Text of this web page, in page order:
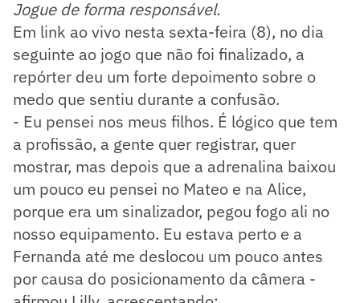
Jogue de forma responsável.
Em link ao vivo nesta sexta-feira (8), no dia
seguinte ao jogo que não foi finalizado, a
repórter deu um forte depoimento sobre o
medo que sentiu durante a confusão.
- Eu pensei nos meus filhos. É lógico que tem
a profissão, a gente quer registrar, quer
mostrar, mas depois que a adrenalina baixou
um pouco eu pensei no Mateo e na Alice,
porque era um sinalizador, pegou fogo ali no
nosso equipamento. Eu estava perto e a
Fernanda até me deslocou um pouco antes
por causa do posicionamento da câmera -